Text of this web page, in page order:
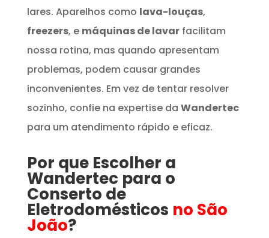
lares. Aparelhos como lava-louças,
freezers, e máquinas de lavarfacilitam
nossa rotina, mas quando apresentam
problemas, podem causar grandes
inconvenientes. Em vez de tentar resolver
sozinho, confie na expertise da Wandertec
para um atendimento rápido e eficaz.
Por que Escolher a
Wandertec para o
Conserto de
Eletrodomésticos no São
João?